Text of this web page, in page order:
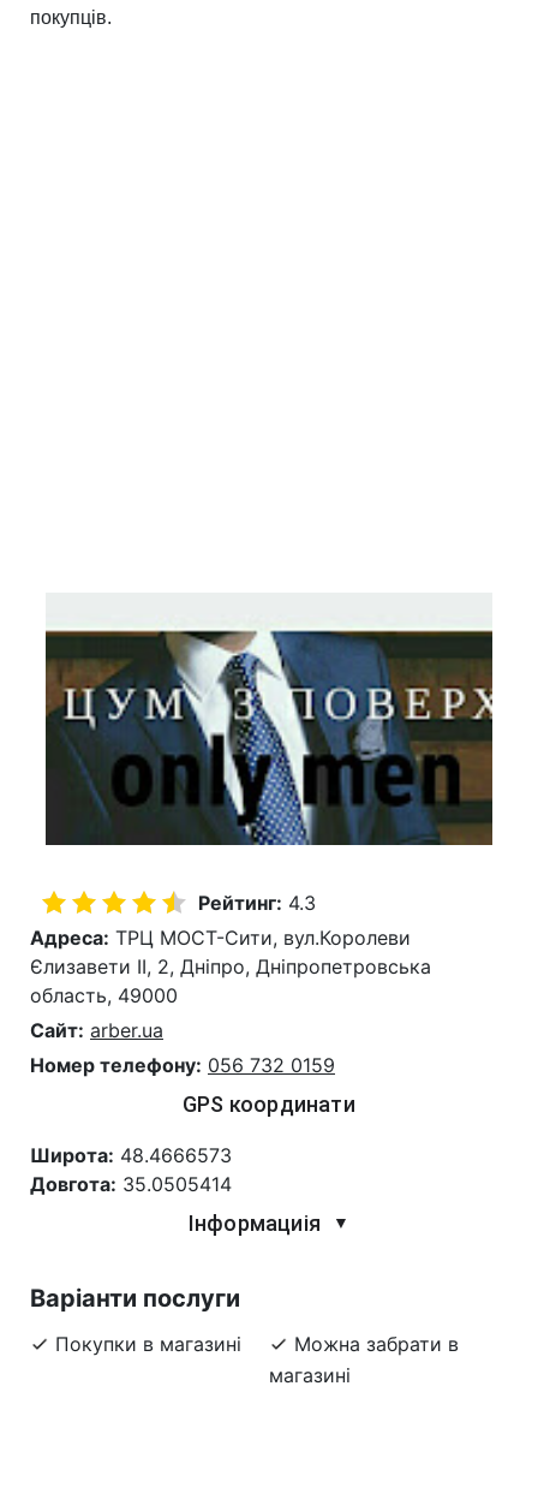
покупців.
Рейтинг: 4.3
Адреса: ТРЦ МОСТ-Cити, вул.Королеви
Єлизавети ІІ, 2, Дніпро, Дніпропетровська
область, 49000
Сайт: arber.ua
Номер телефону: 056 732 0159
GPS координати
Широта: 48.4666573
Довгота: 35.0505414
Інформациія ▼
Варіанти послуги
Покупки в магазині
Можна забрати в
магазині